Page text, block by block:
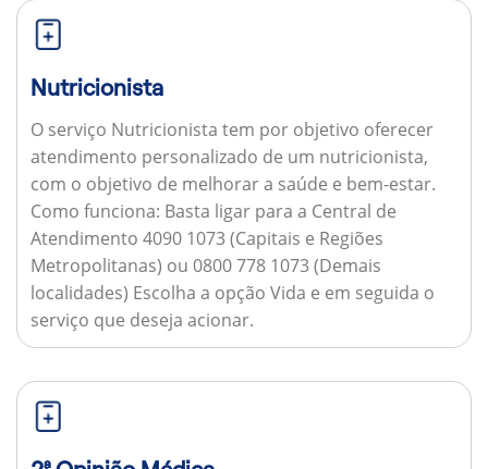
Nutricionista
O serviço Nutricionista tem por objetivo oferecer
atendimento personalizado de um nutricionista,
com o objetivo de melhorar a saúde e bem-estar.
Como funciona: Basta ligar para a Central de
Atendimento 4090 1073 (Capitais e Regiões
Metropolitanas) ou 0800 778 1073 (Demais
localidades) Escolha a opção Vida e em seguida o
serviço que deseja acionar.